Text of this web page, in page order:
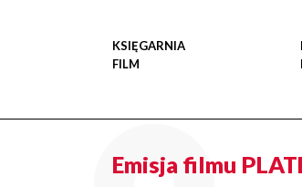
KSIĘGARNIA
FILM
Emisja filmu